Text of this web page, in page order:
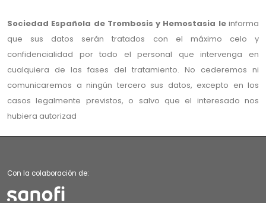
Sociedad Española de Trombosis y Hemostasia leinforma
que sus datos serán tratados con el máximo celo y
confidencialidad por todo el personal que intervenga en
cualquiera de las fases del tratamiento. No cederemos ni
comunicaremos a ningún tercero sus datos, excepto en los
casos legalmente previstos, o salvo que el interesado nos
hubiera autorizad
Con la colaboración de: